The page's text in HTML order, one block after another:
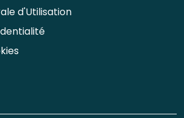
d'Utilisation